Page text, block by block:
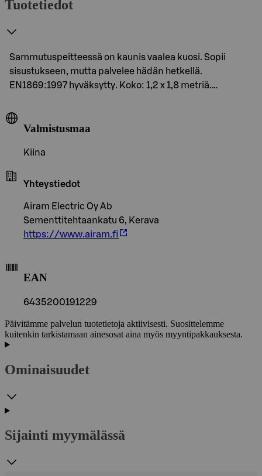
Tuotetiedot
Sammutuspeitteessä on kaunis vaalea kuosi. Sopii
sisustukseen, mutta palvelee hädän hetkellä.
EN1869:1997 hyväksytty. Koko: 1,2 x 1,8 metriä.…
Valmistusmaa
Kiina
Yhteystiedot
Airam Electric Oy Ab
Sementtitehtaankatu 6, Kerava
https://www.airam.fi
EAN
6435200191229
Päivitämme palvelun tuotetietoja aktiivisesti. Suosittelemme
kuitenkin tarkistamaan ainesosat aina myös myyntipakkauksesta.
Ominaisuudet
Sijainti myymälässä